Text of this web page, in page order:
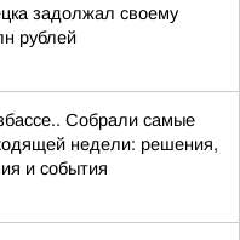
задолжал своему
рублей
Собрали самые
недели: решения,
и события